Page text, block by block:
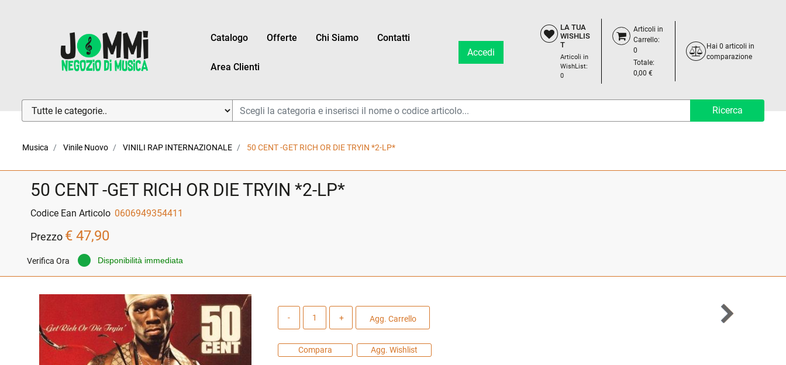
Catalogo Offerte Chi Siamo Contatti
Area Clienti
Accedi
LA TUA
WISHLIS
T
Articoli in
WishList:
0
Articoli in
Carrello:
0
Totale:
0,00 €
Hai 0 articoli in
comparazione
La modifica di un filtro aggiorna automaticamente gli altri filtri disponibili.
Musica Vinile Nuovo VINILI RAP INTERNAZIONALE 50 CENT -GET RICH OR DIE TRYIN *2-LP*
50 CENT -GET RICH OR DIE TRYIN *2-LP*
Codice Ean Articolo 0606949354411
Prezzo € 47,90
Verifica Ora Disponibilità immediata
Agg. Carrello
Compara Agg. Wishlist